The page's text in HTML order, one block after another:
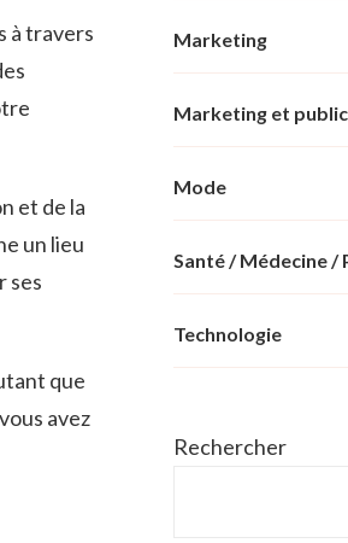
à travers
et de la
un lieu
ses
que
avez
Marketing
Marketing et
Mode
Santé / Médecine /
Technologie
Rechercher